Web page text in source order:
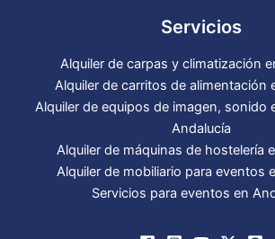
Servicios
Alquiler de carpas y climatización
Alquiler de carritos de alimentación
Alquiler de equipos de imagen, sonido
Andalucía
Alquiler de máquinas de hostelería
Alquiler de mobiliario para eventos
Servicios para eventos en